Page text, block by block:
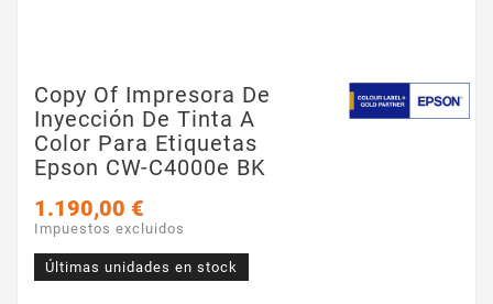
Copy Of Impresora De
Inyección De Tinta A
Color Para Etiquetas
Epson CW-C4000e BK
1.190,00 €
Impuestos excluidos
Últimas unidades en stock